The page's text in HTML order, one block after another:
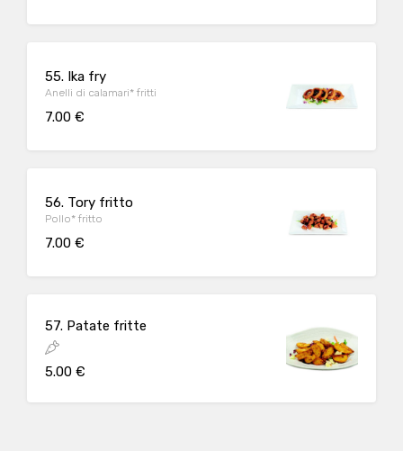
55. Ika fry
Anelli di calamari* fritti
7.00 €
56. Tory fritto
Pollo* fritto
7.00 €
57. Patate fritte
5.00 €